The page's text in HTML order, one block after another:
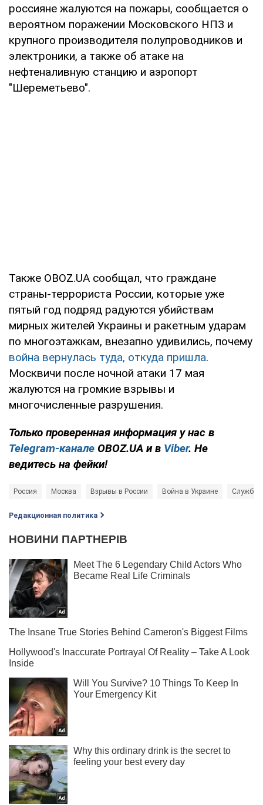
россияне жалуются на пожары, сообщается о
вероятном поражении Московского НПЗ и
крупного производителя полупроводников и
электроники, а также об атаке на
нефтеналивную станцию и аэропорт
"Шереметьево".
Также OBOZ.UA сообщал, что граждане
страны-террориста России, которые уже
пятый год подряд радуются убийствам
мирных жителей Украины и ракетным ударам
по многоэтажкам, внезапно удивились, почему
война вернулась туда, откуда пришла.
Москвичи после ночной атаки 17 мая
жалуются на громкие взрывы и
многочисленные разрушения.
Только проверенная информация у нас в
Telegram-канале OBOZ.UA и в Viber. Не
ведитесь на фейки!
Россия Москва Взрывы в России Война в Украине Служба
Редакционная политика